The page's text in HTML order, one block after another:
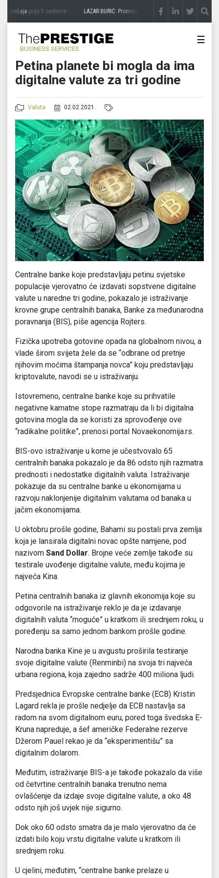
zavičajaprije 3 sedmice LAZAR ĐURIĆ: Promocija potencijal pretvara u destinaciju
BUSINESS SERVICES
☰
Petina planete bi mogla da ima
digitalne valute za tri godine
Valuta 02.02.2021.
Centralne banke koje predstavljaju petinu svjetske
populacije vjerovatno će izdavati sopstvene digitalne
valute u naredne tri godine, pokazalo je istraživanje
krovne grupe centralnih banaka, Banke za međunarodna
poravnanja (BIS), piše agencija Rojters.
Fizička upotreba gotovine opada na globalnom nivou, a
vlade širom svijeta žele da se “odbrane od pretnje
njihovim moćima štampanja novca” koju predstavljaju
kriptovalute, navodi se u istraživanju.
Istovremeno, centralne banke koje su prihvatile
negativne kamatne stope razmatraju da li bi digitalna
gotovina mogla da se koristi za sprovođenje ove
“radikalne politike”, prenosi portal Novaekonomija.rs.
BIS-ovo istraživanje u kome je učestvovalo 65
centralnih banaka pokazalo je da 86 odsto njih razmatra
prednosti i nedostatke digitalnih valuta. Istraživanje
pokazuje da su centralne banke u ekonomijama u
razvoju naklonjenije digitalnim valutama od banaka u
jačim ekonomijama.
U oktobru prošle godine, Bahami su postali prva zemlja
koja je lansirala digitalni novac opšte namjene, pod
nazivom Sand Dollar. Brojne veće zemlje takođe su
testirale uvođenje digitalne valute, među kojima je
najveća Kina.
Petina centralnih banaka iz glavnih ekonomija koje su
odgovorile na istraživanje reklo je da je izdavanje
digitalnih valuta “moguće” u kratkom ili srednjem roku, u
poređenju sa samo jednom bankom prošle godine.
Narodna banka Kine je u avgustu proširila testiranje
svoje digitalne valute (Renminbi) na svoja tri najveća
urbana regiona, koja zajedno sadrže 400 miliona ljudi.
Predsjednica Evropske centralne banke (ECB) Kristin
Lagard rekla je prošle nedjelje da ECB nastavlja sa
radom na svom digitalnom euru, pored toga švedska E-
Kruna napreduje, a šef američke Federalne rezerve
Džerom Pauel rekao je da “eksperimentišu” sa
digitalnim dolarom.
Međutim, istraživanje BIS-a je takođe pokazalo da više
od četvrtine centralnih banaka trenutno nema
ovlašćenje da izdaje svoje digitalne valute, a oko 48
odsto njih još uvjek nije sigurno.
Dok oko 60 odsto smatra da je malo vjerovatno da će
izdati bilo koju vrstu digitalne valute u kratkom ili
srednjem roku.
U cjelini, međutim, “centralne banke prelaze u